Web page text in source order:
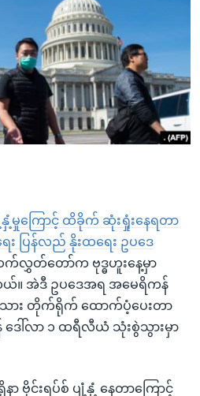
မှုကြောင့် ထိခိုက် ဆုံးရှုံးနေရတာ
း ပြန်လည် နိုးထရေး ဥပဒေ
တ်တော်က ဗုဒ္ဓဟူးနေ့မှာ
။ အဲဒီ ဥပဒေအရ အမေရိကန်
သား တိုက်ရိုက် ထောက်ပံ့ပေးတာ
န် ဒေါ်လာ ၁ ထရီလီယံ သုံးစွဲသွားမှာ
ဗိုင်းရပ်စ် ပျံ့နှံ့ နေတာကြောင့်